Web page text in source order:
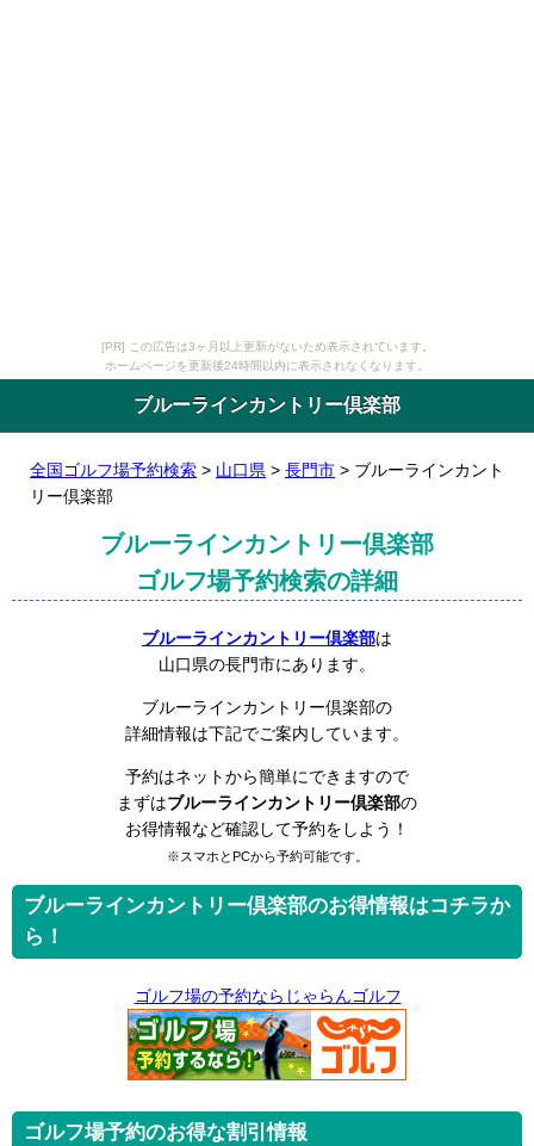
[PR] この広告は3ヶ月以上更新がないため表示されています。
ホームページを更新後24時間以内に表示されなくなります。
ブルーラインカントリー倶楽部
全国ゴルフ場予約検索 > 山口県 > 長門市 > ブルーラインカント
リー倶楽部
ブルーラインカントリー倶楽部
ゴルフ場予約検索の詳細
ブルーラインカントリー倶楽部は
山口県の長門市にあります。
ブルーラインカントリー倶楽部の
詳細情報は下記でご案内しています。
予約はネットから簡単にできますので
まずはブルーラインカントリー倶楽部の
お得情報など確認して予約をしよう！
※スマホとPCから予約可能です。
ブルーラインカントリー倶楽部のお得情報はコチラか
ら！
ゴルフ場の予約ならじゃらんゴルフ
ゴルフ場予約のお得な割引情報